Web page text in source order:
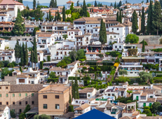
美国EB-5投资移民
加拿大联邦创业投资移民
澳洲188B投资者签证项目
瓦努阿图投资移民
土耳其投资移民
新加坡 新加坡创业EP
澳大利亚
新西兰
希腊购房移民